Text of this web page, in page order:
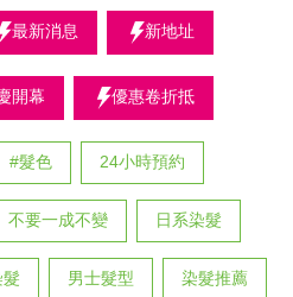
最新消息 新地址
開幕 優惠卷折抵
#髮色 24小時預約
不要一成不變 日系染髮
男士髮型 染髮推薦